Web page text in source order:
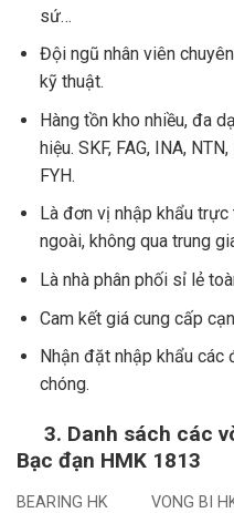
sứ…
Đội ngũ nhân viên
kỹ thuật.
Hàng tồn kho nhiều, đa
hiệu. SKF, FAG, INA,
FYH.
Là đơn vị nhập khẩu
ngoài, không qua trung
Là nhà phân phối sỉ lẻ
Cam kết giá cung cấp
Nhận đặt nhập khẩu các
chóng.
3. Danh sách các
Bạc đạn HMK 1813
BEARING HK
VONG BI